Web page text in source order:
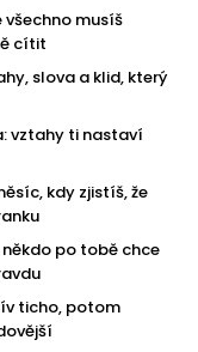
všechno musíš
cítit
slova a klid, který
vztahy ti nastaví
kdy zjistíš, že
po tobě chce
ticho, potom